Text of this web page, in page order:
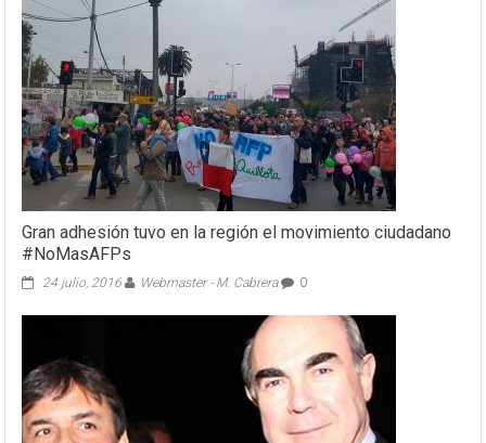
Gran adhesión tuvo en la región el movimiento ciudadano
#NoMasAFPs
24 julio, 2016 Webmaster - M. Cabrera 0